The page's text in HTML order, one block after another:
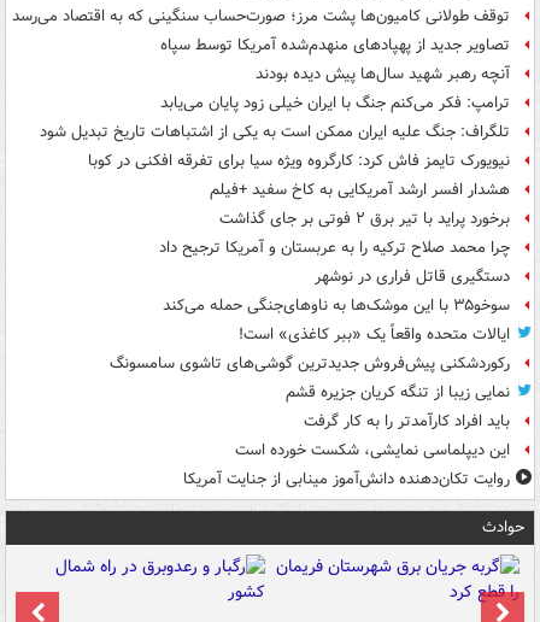
توقف طولانی کامیون‌ها پشت مرز؛ صورت‌حساب سنگینی که به اقتصاد می‌رسد
تصاویر جدید از پهپادهای منهدم‌شده آمریکا توسط سپاه
آنچه رهبر شهید سال‌ها پیش دیده بودند
ترامپ: فکر می‌کنم جنگ با ایران خیلی زود پایان می‌یابد
تلگراف: جنگ علیه ایران ممکن است به یکی از اشتباهات تاریخ تبدیل شود
نیویورک تایمز فاش کرد: کارگروه ویژه سیا برای تفرقه افکنی در کوبا
هشدار افسر ارشد آمریکایی به کاخ سفید +فیلم
برخورد پراید با تیر برق ۲ فوتی بر جای گذاشت
چرا محمد صلاح ترکیه را به عربستان و آمریکا ترجیح داد
دستگیری قاتل فراری در نوشهر
سوخو۳۵ با این موشک‌ها به ناوهای‌جنگی حمله می‌کند
ایالات متحده واقعاً یک «ببر کاغذی» است!
رکوردشکنی پیش‌فروش جدیدترین گوشی‌های تاشوی سامسونگ
نمایی زیبا از تنگه کریان جزیره قشم
باید افراد کارآمدتر را به کار گرفت
این دیپلماسی نمایشی، شکست خورده است
روایت تکان‌دهنده دانش‌آموز مینابی از جنایت آمریکا
حوادث